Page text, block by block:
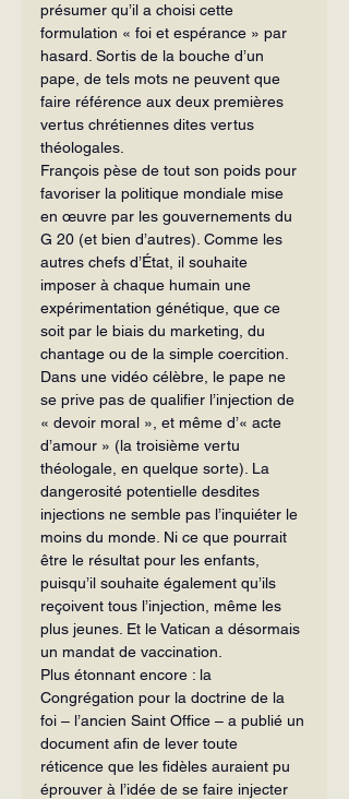
présumer qu’il a choisi cette
formulation « foi et espérance » par
hasard. Sortis de la bouche d’un
pape, de tels mots ne peuvent que
faire référence aux deux premières
vertus chrétiennes dites vertus
théologales.
François pèse de tout son poids pour
favoriser la politique mondiale mise
en œuvre par les gouvernements du
G 20 (et bien d’autres). Comme les
autres chefs d’État, il souhaite
imposer à chaque humain une
expérimentation génétique, que ce
soit par le biais du marketing, du
chantage ou de la simple coercition.
Dans une vidéo célèbre, le pape ne
se prive pas de qualifier l’injection de
« devoir moral », et même d’« acte
d’amour » (la troisième vertu
théologale, en quelque sorte). La
dangerosité potentielle desdites
injections ne semble pas l’inquiéter le
moins du monde. Ni ce que pourrait
être le résultat pour les enfants,
puisqu’il souhaite également qu’ils
reçoivent tous l’injection, même les
plus jeunes. Et le Vatican a désormais
un mandat de vaccination.
Plus étonnant encore : la
Congrégation pour la doctrine de la
foi – l’ancien Saint Office – a publié un
document afin de lever toute
réticence que les fidèles auraient pu
éprouver à l’idée de se faire injecter